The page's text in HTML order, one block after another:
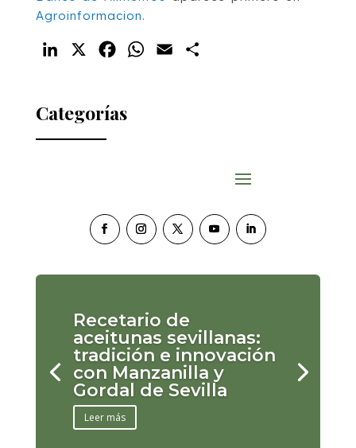
Agroinformacion.
LinkedIn FacebookWhatsApp
Email
Categorías
Recetario de
aceitunas sevillanas:
tradición e innovación
con Manzanilla y
Gordal de Sevilla
Leer más